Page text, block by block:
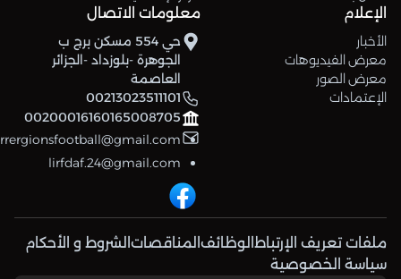
الإعلام
الأخبار
معرض الفيديوهات
معرض الصور
الإعتمادات
معلومات الاتصال
حي 554 مسكن برج ب
الجوهرة -بلوزداد -الجزائر
العاصمة
00213023511101
00200016160165008705
lirfdaf.24@gmail.com
ملفات تعريف الإرتباط الوظائف المناقصات الشروط و الأحكام
سياسة الخصوصية